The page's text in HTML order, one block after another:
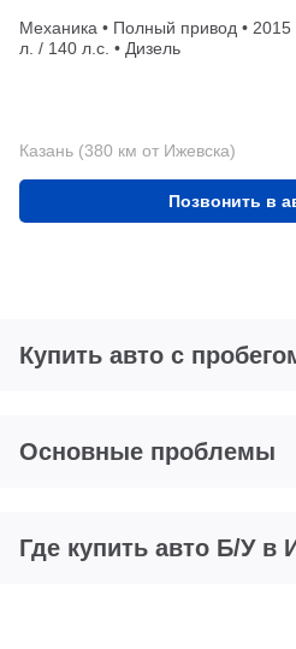
Механика • Полный привод • 2015
л. / 140 л.с. • Дизель
Казань (380 км от Ижевска)
Позвонить в
Купить авто с
Основные проблемы
Где купить авто Б/У в